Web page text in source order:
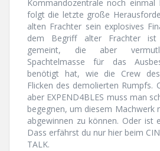
Kommandozentrale noch einmal
folgt die letzte große
alten Frachter sein explosives
dem Begriff alter Frachter
gemeint, die aber
Spachtelmasse für das
benötigt hat, wie die Crew
Flicken des demolierten Rumpfs.
aber EXPEND4BLES muss man
begegnen, um diesem Machwerk
abgewinnen zu können. Oder ist
Dass erfährst du nur hier beim
TALK.